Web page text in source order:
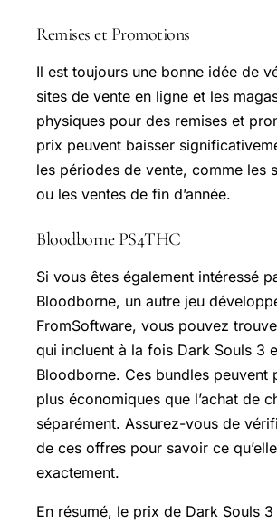
Remises et Promotions
Il est toujours une bonne idée de
sites de vente en ligne et les
physiques pour des remises et
prix peuvent baisser
les périodes de vente, comme les
ou les ventes de fin d’année.
Bloodborne PS4THC
Si vous êtes également intéressé
Bloodborne, un autre jeu
FromSoftware, vous pouvez
qui incluent à la fois Dark Souls 3
Bloodborne. Ces bundles peuvent
plus économiques que l’achat de
séparément. Assurez-vous de
de ces offres pour savoir ce
exactement.
En résumé, le prix de Dark Souls 3